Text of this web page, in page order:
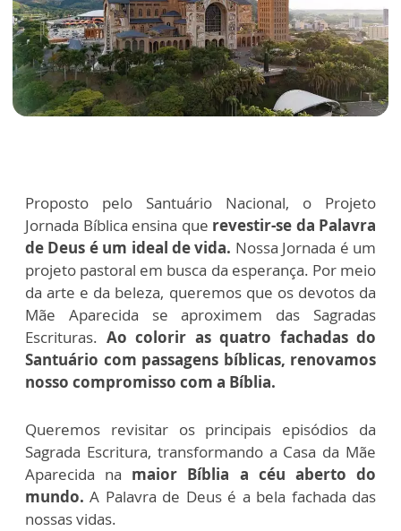
Proposto pelo Santuário Nacional, o Projeto
Jornada Bíblica ensina que revestir-se da Palavra
de Deus é um ideal de vida. Nossa Jornada é um
projeto pastoral em busca da esperança. Por meio
da arte e da beleza, queremos que os devotos da
Mãe Aparecida se aproximem das Sagradas
Escrituras. Ao colorir as quatro fachadas do
Santuário com passagens bíblicas, renovamos
nosso compromisso com a Bíblia.
Queremos revisitar os principais episódios da
Sagrada Escritura, transformando a Casa da Mãe
Aparecida na maior Bíblia a céu aberto do
mundo. A Palavra de Deus é a bela fachada das
nossas vidas.